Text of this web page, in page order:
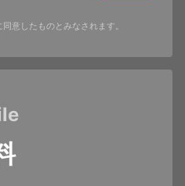
同意したものとみなされます。